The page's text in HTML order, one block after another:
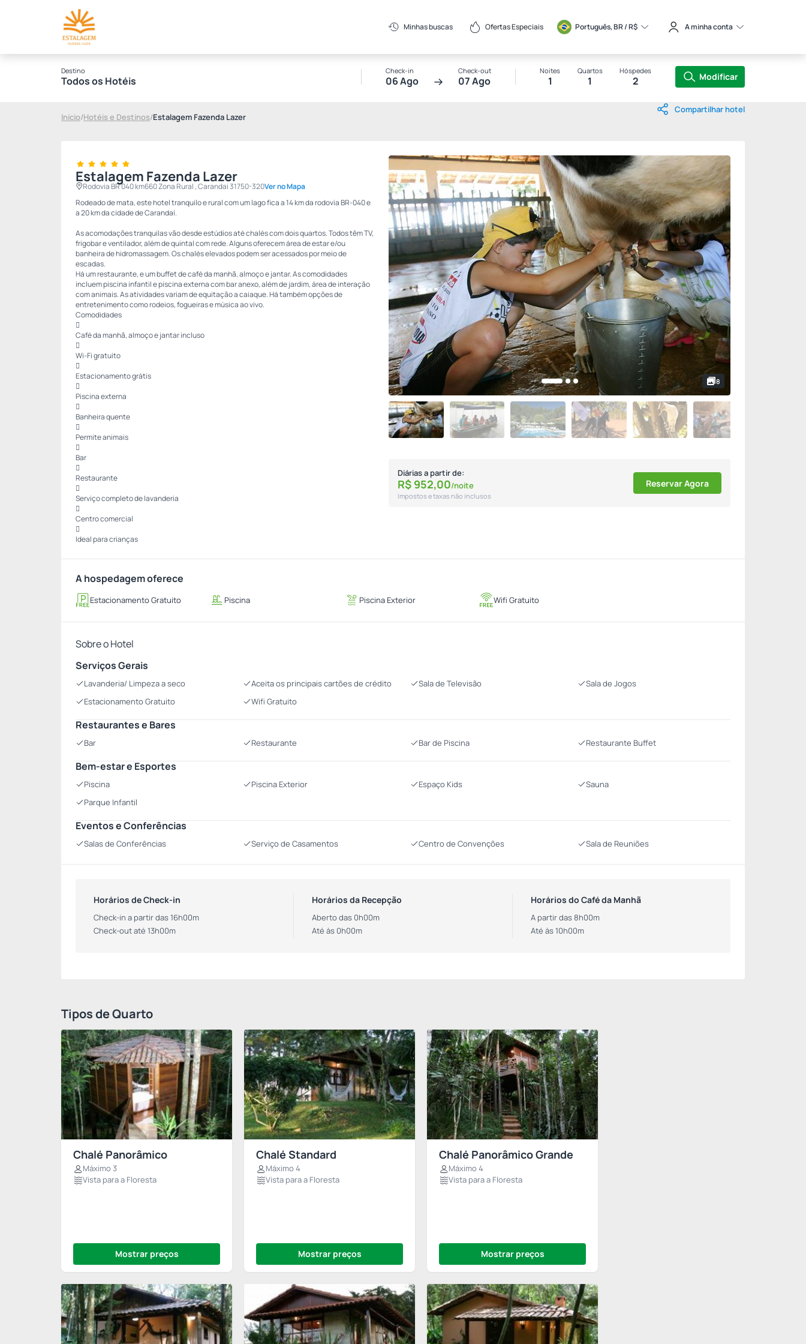
Minhas buscas Ofertas Especiais Português, BR / R$ A minha conta
Destino
Todos os Hotéis
Check-in
06 Ago
Check-out
07 Ago
Noites
1
Quartos
1
Hóspedes
2 Modificar
Início/Hotéis e Destinos/Estalagem Fazenda Lazer
Compartilhar hotel
Estalagem Fazenda Lazer
Rodovia BR 040 km660 Zona Rural , Carandai 31750-320Ver no Mapa
Rodeado de mata, este hotel tranquilo e rural com um lago fica a 14 km da rodovia BR-040 e
a 20 km da cidade de Carandaí.
As acomodações tranquilas vão desde estúdios até chalés com dois quartos. Todos têm TV,
frigobar e ventilador, além de quintal com rede. Alguns oferecem área de estar e/ou
banheira de hidromassagem. Os chalés elevados podem ser acessados por meio de
escadas.
Há um restaurante, e um buffet de café da manhã, almoço e jantar. As comodidades
incluem piscina infantil e piscina externa com bar anexo, além de jardim, área de interação
com animais. As atividades variam de equitação a caiaque. Há também opções de
entretenimento como rodeios, fogueiras e música ao vivo.
Comodidades

Café da manhã, almoço e jantar incluso

Wi-Fi gratuito

Estacionamento grátis

Piscina externa

Banheira quente

Permite animais

Bar

Restaurante

Serviço completo de lavanderia

Centro comercial

Ideal para crianças
8
Diárias a partir de:
R$ 952,00/noite
Impostos e taxas não inclusos
Reservar Agora
A hospedagem oferece
Estacionamento Gratuito Piscina Piscina Exterior Wifi Gratuito
Sobre o Hotel
Serviços Gerais
Lavanderia/ Limpeza a seco Aceita os principais cartões de crédito Sala de Televisão
Sala de Jogos
Estacionamento Gratuito
Wifi Gratuito
Restaurantes e Bares
Bar Restaurante Bar de Piscina Restaurante Buffet
Bem-estar e Esportes
Piscina Piscina Exterior Espaço Kids
Sauna
Parque Infantil
Eventos e Conferências
Salas de Conferências Serviço de Casamentos Centro de Convenções Sala de Reuniões
Horários de Check-in
Check-in a partir das 16h00m
Check-out até 13h00m
Horários da Recepção
Aberto das 0h00m
Até às 0h00m
Horários do Café da Manhã
A partir das 8h00m
Até às 10h00m
Tipos de Quarto
Chalé Panorâmico
Máximo 3
Vista para a Floresta
Mostrar preços
Chalé Standard
Máximo 4
Vista para a Floresta
Mostrar preços
Chalé Panorâmico Grande
Máximo 4
Vista para a Floresta
Mostrar preços